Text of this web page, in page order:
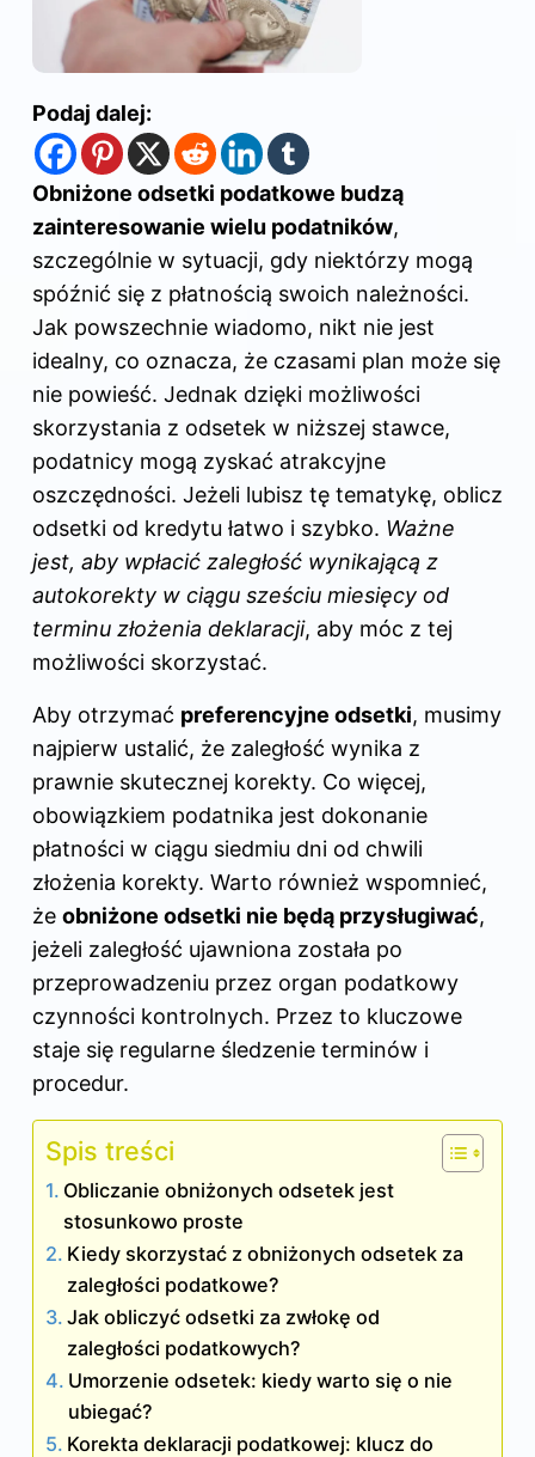
Podaj dalej:
Obniżone odsetki podatkowe budzą
zainteresowanie wielu podatników,
szczególnie w sytuacji, gdy niektórzy mogą
spóźnić się z płatnością swoich należności.
Jak powszechnie wiadomo, nikt nie jest
idealny, co oznacza, że czasami plan może się
nie powieść. Jednak dzięki możliwości
skorzystania z odsetek w niższej stawce,
podatnicy mogą zyskać atrakcyjne
oszczędności. Jeżeli lubisz tę tematykę, oblicz
odsetki od kredytu łatwo i szybko. Ważne
jest, aby wpłacić zaległość wynikającą z
autokorekty w ciągu sześciu miesięcy od
terminu złożenia deklaracji, aby móc z tej
możliwości skorzystać.
Aby otrzymać preferencyjne odsetki, musimy
najpierw ustalić, że zaległość wynika z
prawnie skutecznej korekty. Co więcej,
obowiązkiem podatnika jest dokonanie
płatności w ciągu siedmiu dni od chwili
złożenia korekty. Warto również wspomnieć,
że obniżone odsetki nie będą przysługiwać,
jeżeli zaległość ujawniona została po
przeprowadzeniu przez organ podatkowy
czynności kontrolnych. Przez to kluczowe
staje się regularne śledzenie terminów i
procedur.
Spis treści
Obliczanie obniżonych odsetek jest
stosunkowo proste
Kiedy skorzystać z obniżonych odsetek za
zaległości podatkowe?
Jak obliczyć odsetki za zwłokę od
zaległości podatkowych?
Umorzenie odsetek: kiedy warto się o nie
ubiegać?
Korekta deklaracji podatkowej: klucz do